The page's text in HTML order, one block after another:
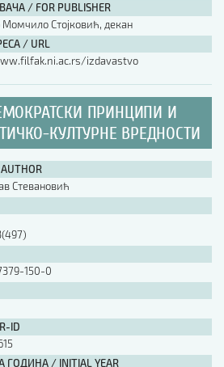
/ FOR PUBLISHER
Стојковић, декан
/ URL
izdavastvo
ПРИНЦИПИ И
КУЛТУРНЕ ВРЕДНОСТИ
Стевановић
150-0
ID
ГОДИНА / INITIAL YEAR